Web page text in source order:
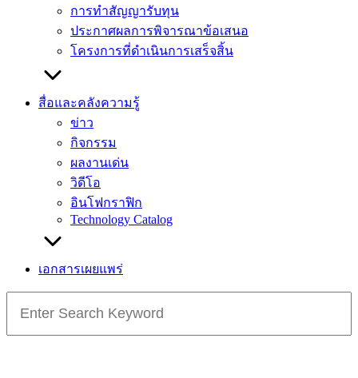
การทำสัญญารับทุน
ประกาศผลการพิจารณาข้อเสนอ
โครงการที่ดำเนินการเสร็จสิ้น
สื่อและคลังความรู้
ข่าว
กิจกรรม
ผลงานเด่น
วิดีโอ
อินโฟกราฟิก
Technology Catalog
เอกสารเผยแพร่
for: